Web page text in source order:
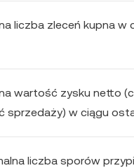
liczba zleceń kupna w
wartość zysku netto
sprzedaży) w ciągu
liczba sporów